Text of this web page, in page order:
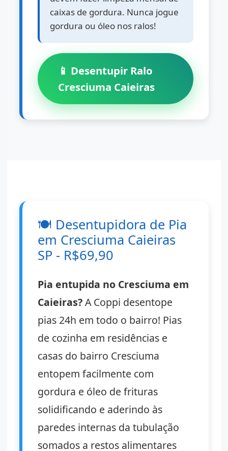
caixas de gordura. Nunca jogue
gordura ou óleo nos ralos!
📱 Desentupir Ralo
Cresciuma Caieiras
🍽️ Desentupidora de Pia
em Cresciuma Caieiras
SP - R$69,90
Pia entupida no Cresciuma em
Caieiras?A Coppi desentope
pias 24h em todo o bairro! Pias
de cozinha em residências e
casas do bairro Cresciuma
entopem facilmente com
gordura e óleo de frituras
solidificando e aderindo às
paredes internas da tubulação
somados a restos alimentares